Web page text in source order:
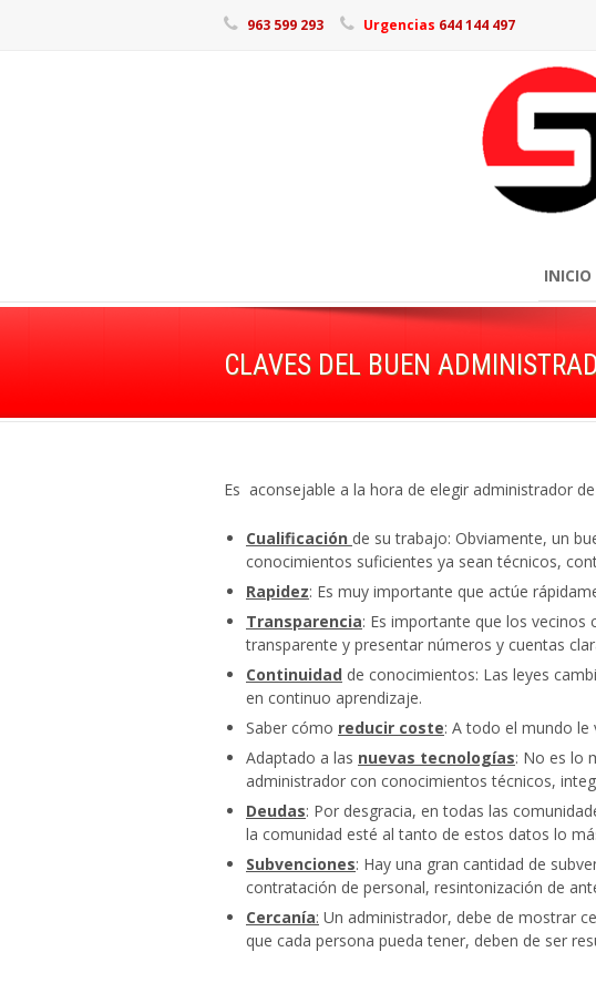
963 599 293 Urgencias 644 144 497
INICIO
CLAVES DEL BUEN
Es aconsejable a la hora de elegir administrador
Cualificación de su trabajo: Obviamente, un
conocimientos suficientes ya sean técnicos,
Rapidez: Es muy importante que actúe
Transparencia: Es importante que los
transparente y presentar números y cuentas
Continuidad de conocimientos: Las leyes
en continuo aprendizaje.
Saber cómo reducir coste: A todo el mundo le
Adaptado a las nuevas tecnologías: No es lo
administrador con conocimientos técnicos,
Deudas: Por desgracia, en todas las
la comunidad esté al tanto de estos datos lo
Subvenciones: Hay una gran cantidad de
contratación de personal, resintonización de
Cercanía: Un administrador, debe de mostrar
que cada persona pueda tener, deben de ser